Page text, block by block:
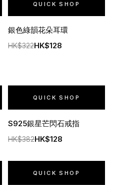
QUICK SHOP
銀色綠韻花朵耳環
HK$322HK$128
QUICK SHOP
S925銀星芒閃石戒指
HK$382HK$128
QUICK SHOP